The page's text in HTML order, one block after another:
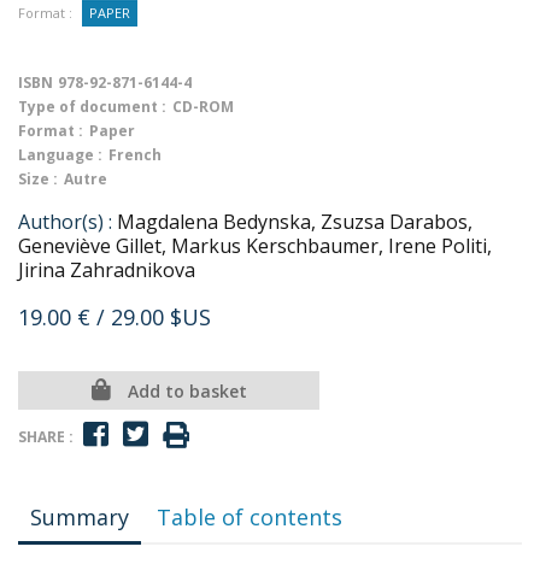
Format : PAPER
ISBN 978-92-871-6144-4
Type of document : CD-ROM
Format : Paper
Language : French
Size : Autre
Author(s) : Magdalena Bedynska, Zsuzsa Darabos,
Geneviève Gillet, Markus Kerschbaumer, Irene Politi,
Jirina Zahradnikova
19.00 € / 29.00 $US
Add to basket
SHARE :
Summary Table of contents